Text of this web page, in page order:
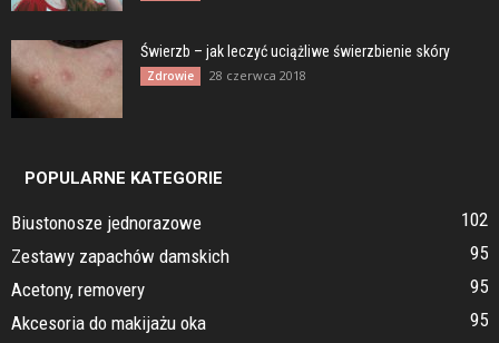
Świerzb – jak leczyć uciążliwe świerzbienie skóry
Zdrowie 28 czerwca 2018
POPULARNE KATEGORIE
Biustonosze jednorazowe
102
Zestawy zapachów damskich
95
Acetony, removery
95
Akcesoria do makijażu oka
95